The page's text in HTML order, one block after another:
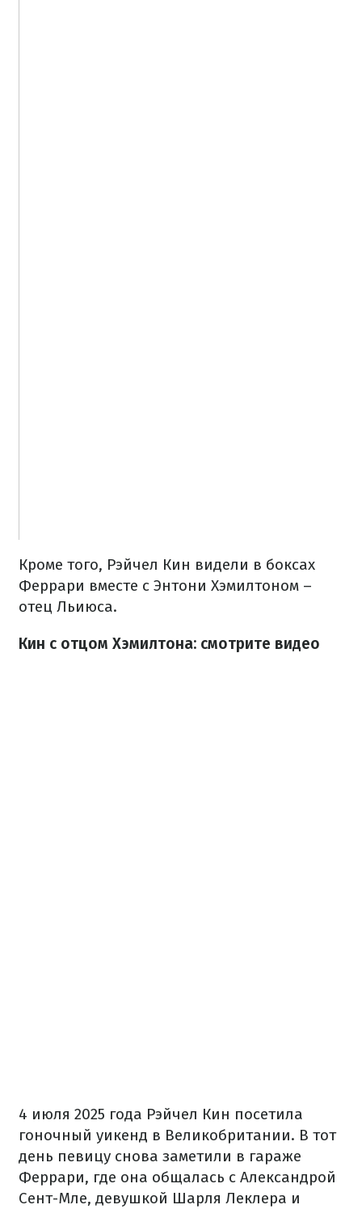
Кроме того, Рэйчел Кин видели в боксах
Феррари вместе с Энтони Хэмилтоном –
отец Льиюса.
Кин с отцом Хэмилтона: смотрите видео
4 июля 2025 года Рэйчел Кин посетила
гоночный уикенд в Великобритании. В тот
день певицу снова заметили в гараже
Феррари, где она общалась с Александрой
Сент-Мле, девушкой Шарля Леклера и